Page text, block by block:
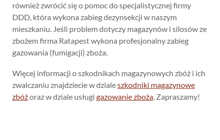
również zwrócić się o pomoc do specjalistycznej firmy
DDD, która wykona zabieg dezynsekcji w naszym
mieszkaniu. Jeśli problem dotyczy magazynów i silosów ze
zbożem firma Ratapest wykona profesjonalny zabieg
gazowania (fumigacji) zboża.
Więcej informacji o szkodnikach magazynowych zbóż i ich
zwalczaniu znajdziecie w dzialeszkodniki magazynowe
zbóżoraz w dziale usługi gazowanie zboża. Zapraszamy!